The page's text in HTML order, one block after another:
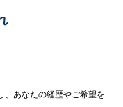
、あなたの経歴やご希望を